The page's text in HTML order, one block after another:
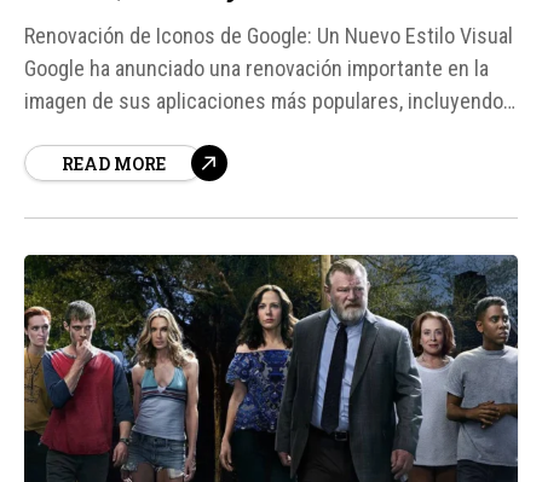
Renovación de Iconos de Google: Un Nuevo Estilo Visual
Google ha anunciado una renovación importante en la
imagen de sus aplicaciones más populares, incluyendo
iconos presentan un estilo visual más suave y moderno,
READ MORE